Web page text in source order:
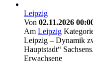
Leipzig
Von 02.11.2026
Am Leipzig
Leipzig – Dynamik
Hauptstadt“
Erwachsene